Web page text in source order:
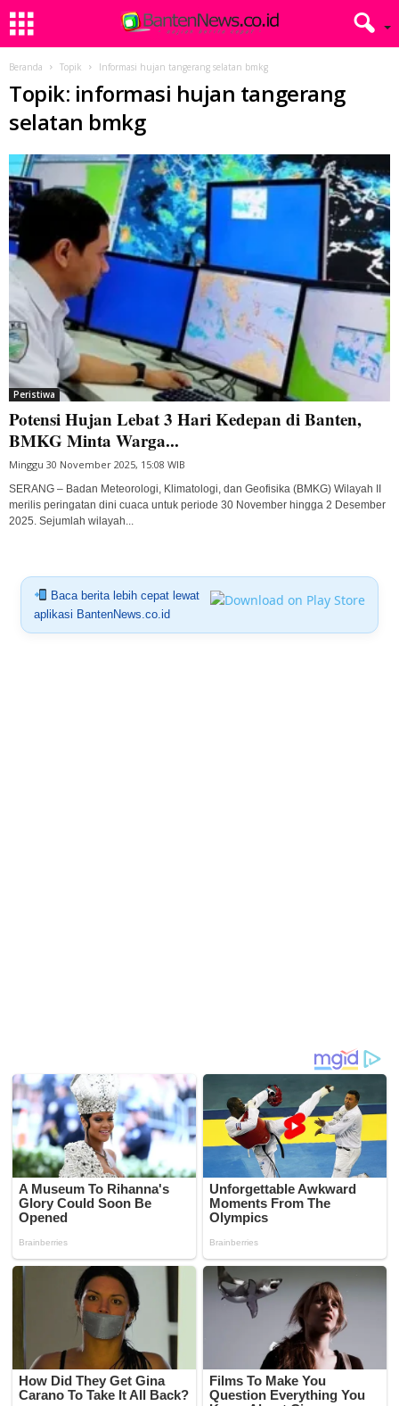
Beranda Topik Informasi hujan tangerang selatan bmkg
Topik: informasi hujan tangerang
selatan bmkg
Peristiwa
Potensi Hujan Lebat 3 Hari Kedepan di Banten,
BMKG Minta Warga...
Minggu 30 November 2025, 15:08 WIB
SERANG – Badan Meteorologi, Klimatologi, dan Geofisika (BMKG) Wilayah II
merilis peringatan dini cuaca untuk periode 30 November hingga 2 Desember
2025. Sejumlah wilayah...
Baca berita lebih cepat lewat
aplikasi BantenNews.co.id